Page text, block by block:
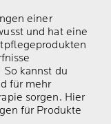
einer
und hat eine
kannst du
für mehr
sorgen. Hier
für Produkte